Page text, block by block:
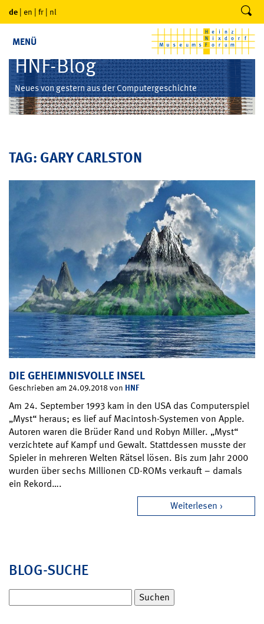
de | en | fr | nl
MENÜ
HNF-Blog
Neues von gestern aus der Computergeschichte
TAG: GARY CARLSTON
DIE GEHEIMNISVOLLE INSEL
Geschrieben am 24.09.2018 von HNF
Am 24. September 1993 kam in den USA das Computerspiel
„Myst“ heraus; es lief auf Macintosh-Systemen von Apple.
Autoren waren die Brüder Rand und Robyn Miller. „Myst“
verzichtete auf Kampf und Gewalt. Stattdessen musste der
Spieler in mehreren Welten Rätsel lösen. Bis zum Jahr 2000
wurden über sechs Millionen CD-ROMs verkauft – damals
ein Rekord….
Weiterlesen
BLOG-SUCHE
nach: